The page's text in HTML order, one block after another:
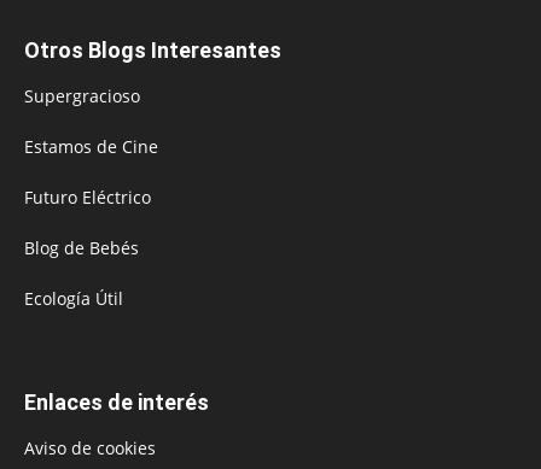
Otros Blogs Interesantes
Supergracioso
Estamos de Cine
Futuro Eléctrico
Blog de Bebés
Ecología Útil
Enlaces de interés
Aviso de cookies